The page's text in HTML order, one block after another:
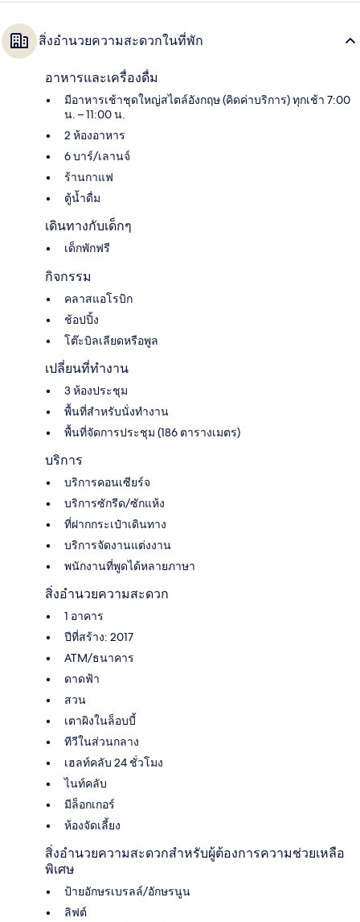
สิ่งอำนวยความสะดวกในที่พัก
อาหารและเครื่องดื่ม
มีอาหารเช้าชุดใหญ่สไตล์อังกฤษ (คิดค่าบริการ) ทุกเช้า 7:00
น. – 11:00 น.
2 ห้องอาหาร
6 บาร์/เลานจ์
ร้านกาแฟ
ตู้น้ำดื่ม
เดินทางกับเด็กๆ
เด็กพักฟรี
กิจกรรม
คลาสแอโรบิก
ช้อปปิ้ง
โต๊ะบิลเลียดหรือพูล
เปลี่ยนที่ทำงาน
3 ห้องประชุม
พื้นที่สำหรับนั่งทำงาน
พื้นที่จัดการประชุม (186 ตารางเมตร)
บริการ
บริการคอนเซียร์จ
บริการซักรีด/ซักแห้ง
ที่ฝากกระเป๋าเดินทาง
บริการจัดงานแต่งงาน
พนักงานที่พูดได้หลายภาษา
สิ่งอำนวยความสะดวก
1 อาคาร
ปีที่สร้าง: 2017
ATM/ธนาคาร
ดาดฟ้า
สวน
เตาผิงในล็อบบี้
ทีวีในส่วนกลาง
เฮลท์คลับ 24 ชั่วโมง
ไนท์คลับ
มีล็อกเกอร์
ห้องจัดเลี้ยง
สิ่งอำนวยความสะดวกสำหรับผู้ต้องการความช่วยเหลือ
พิเศษ
ป้ายอักษรเบรลล์/อักษรนูน
ลิฟต์